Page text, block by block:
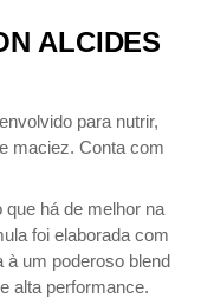
ALCIDES
para nutrir,
maciez. Conta com
há de melhor na
foi elaborada com
à um poderoso blend
alta performance.